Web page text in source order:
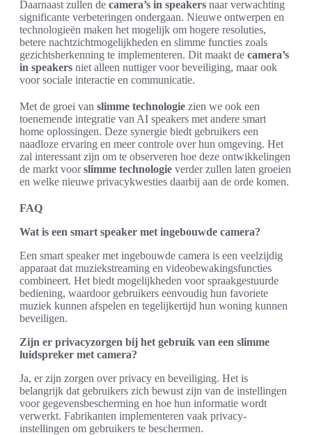
Daarnaast zullen de camera’s in speakers naar verwachting
significante verbeteringen ondergaan. Nieuwe ontwerpen en
technologieën maken het mogelijk om hogere resoluties,
betere nachtzichtmogelijkheden en slimme functies zoals
gezichtsherkenning te implementeren. Dit maakt de camera’s
in speakers niet alleen nuttiger voor beveiliging, maar ook
voor sociale interactie en communicatie.
Met de groei van slimme technologie zien we ook een
toenemende integratie van AI speakers met andere smart
home oplossingen. Deze synergie biedt gebruikers een
naadloze ervaring en meer controle over hun omgeving. Het
zal interessant zijn om te observeren hoe deze ontwikkelingen
de markt voorslimme technologie verder zullen laten groeien
en welke nieuwe privacykwesties daarbij aan de orde komen.
FAQ
Wat is een smart speaker met ingebouwde camera?
Een smart speaker met ingebouwde camera is een veelzijdig
apparaat dat muziekstreaming en videobewakingsfuncties
combineert. Het biedt mogelijkheden voor spraakgestuurde
bediening, waardoor gebruikers eenvoudig hun favoriete
muziek kunnen afspelen en tegelijkertijd hun woning kunnen
beveiligen.
Zijn er privacyzorgen bij het gebruik van een slimme
luidspreker met camera?
Ja, er zijn zorgen over privacy en beveiliging. Het is
belangrijk dat gebruikers zich bewust zijn van de instellingen
voor gegevensbescherming en hoe hun informatie wordt
verwerkt. Fabrikanten implementeren vaak privacy-
instellingen om gebruikers te beschermen.